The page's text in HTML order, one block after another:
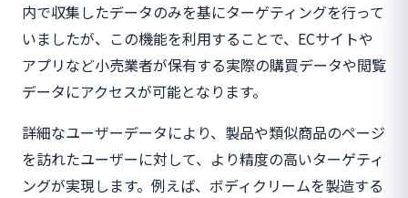
内で収集したデータのみを基にターゲティングを行って
いましたが、この機能を利用することで、ECサイトや
アプリなど小売業者が保有する実際の購買データや閲覧
データにアクセスが可能となります。
詳細なユーザーデータにより、製品や類似商品のページ
を訪れたユーザーに対して、より精度の高いターゲティ
ングが実現します。例えば、ボディクリームを製造する